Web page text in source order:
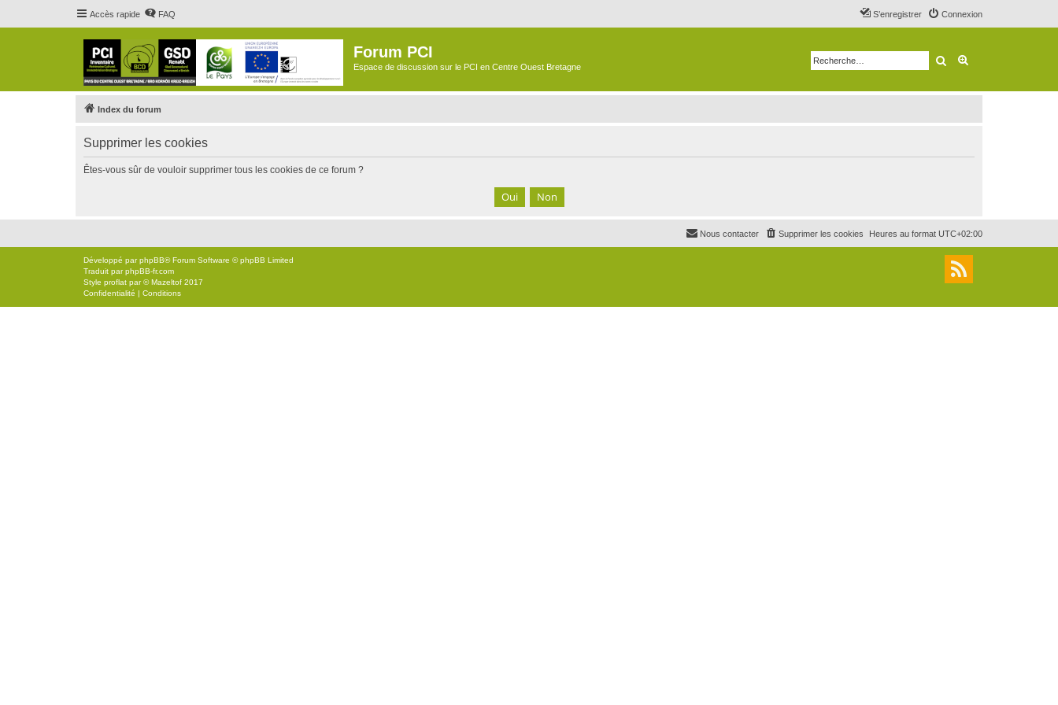
Accès rapide FAQ Connexion
S’enregistrer
Forum PCI
Espace de discussion sur le PCI en Centre Ouest Bretagne Rechercher
Index du forum
Supprimer les cookies
Êtes-vous sûr de vouloir supprimer tous les cookies de ce forum ?
Heures au format UTC+02:00
Supprimer les cookies
Nous contacter
Développé parphpBB® Forum Software © phpBB Limited
Traduit parphpBB-fr.com
Style proflat par ©Mazeltof 2017
Confidentialité | Conditions